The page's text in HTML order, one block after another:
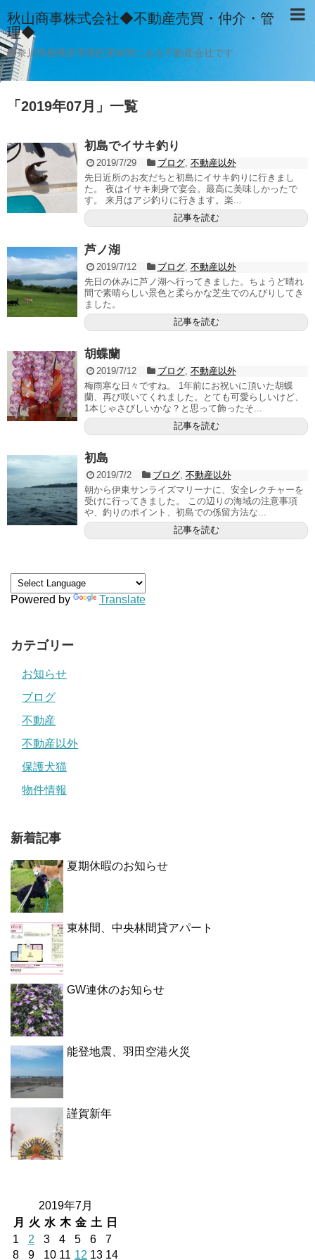
秋山商事株式会社◆不動産売買・仲介・管
理◆
神奈川県相模原市南区東林間にある不動産会社です
「 2019年07月 」 一覧
初島でイサキ釣り
2019/7/29 ブログ, 不動産以外
先日近所のお友だちと初島にイサキ釣りに行きまし
た。 夜はイサキ刺身で宴会。最高に美味しかったで
す。 来月はアジ釣りに行きます。楽...
記事を読む
芦ノ湖
2019/7/12 ブログ, 不動産以外
先日の休みに芦ノ湖へ行ってきました。ちょうど晴れ
間で素晴らしい景色と柔らかな芝生でのんびりしてき
ました。
記事を読む
胡蝶蘭
2019/7/12 ブログ, 不動産以外
梅雨寒な日々ですね。 1年前にお祝いに頂いた胡蝶
蘭、再び咲いてくれました。とても可愛らしいけど、
1本じゃさびしいかな？と思って飾ったそ...
記事を読む
初島
2019/7/2 ブログ, 不動産以外
朝から伊東サンライズマリーナに、安全レクチャーを
受けに行ってきました。 この辺りの海域の注意事項
や、釣りのポイント、初島での係留方法な...
記事を読む
Powered by Translate
カテゴリー
お知らせ
ブログ
不動産
不動産以外
保護犬猫
物件情報
新着記事
夏期休暇のお知らせ
東林間、中央林間貸アパート
GW連休のお知らせ
能登地震、羽田空港火災
謹賀新年
2019年7月
月
火 水 木 金 土
日
1
2 3 4 5 6
7
8
9 10 11 12 13 14